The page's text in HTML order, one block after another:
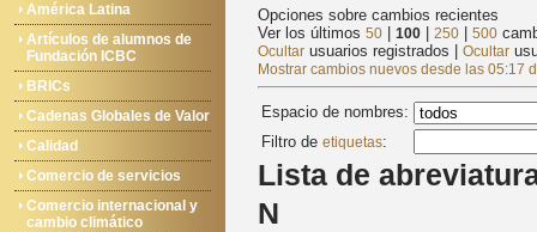
América Latina
Artículos de alumnos de
Fundación ICBC
BRICs
Cadenas Globales de Valor
Calidad
Comercio de servicios
Comercio internacional y
cambio climático
Opciones sobre cambios recientes
Ver los últimos 50 100 250 500
Ocultar usuarios registrados Ocultar
Mostrar cambios nuevos desde las 05:17
Espacio de nombres:
Filtro de etiquetas:
Lista de
N